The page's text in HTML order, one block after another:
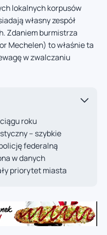
lokalnych korpusów
własny zespół
Zdaniem burmistrza
Mechelen) to właśnie ta
w zwalczaniu
roku
– szybkie
federalną
w danych
priorytet miasta